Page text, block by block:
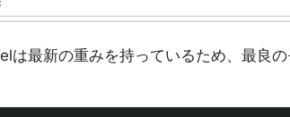
は最新の重みを持っているため、最良